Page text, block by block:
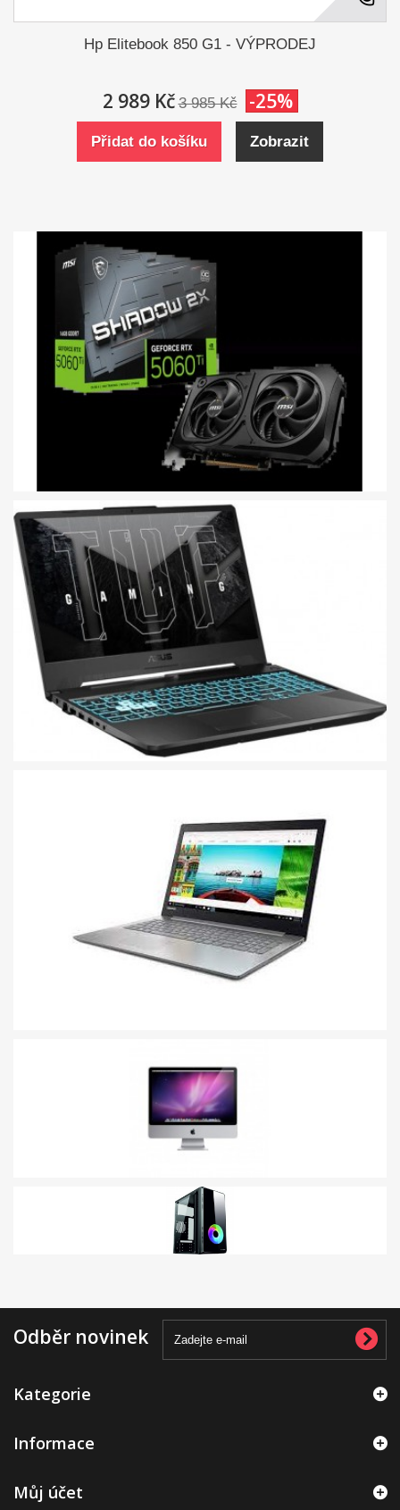
Hp Elitebook 850 G1 - VÝPRODEJ
2 989 Kč 3 985 Kč -25%
Přidat do košíku Zobrazit
Odběr novinek
Kategorie
Informace
Můj účet